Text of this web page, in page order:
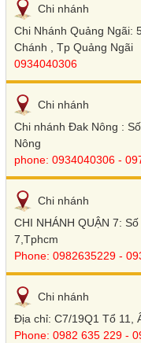
Chi nhánh
Chi Nhánh Quảng Ngãi:
Chánh , Tp Quảng Ngãi
0934040306
Chi nhánh
Chi nhánh Đak Nông :
Nông
phone: 0934040306 -
Chi nhánh
CHI NHÁNH QUẬN 7:
7,Tphcm
Phone: 0982635229 -
Chi nhánh
Địa chỉ: C7/19Q1 Tổ 11,
Phone: 0982 635 229 -